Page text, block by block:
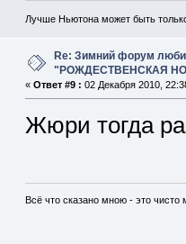
Лучше Ньютона может быть
Re: Зимний форум
"РОЖДЕСТВЕНСКАЯ
« Ответ #9 : 02 Декабря 2010,
Жюри тогда
Всё что сказано мною - это чисто